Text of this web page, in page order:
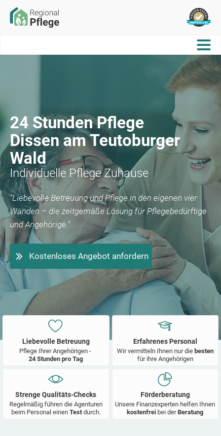
24 Stunden Pflege
Dissen am Teutoburger
Wald
Individuelle Pflege Zuhause
"Liebevolle Betreuung und Pflege in den eigenen vier
Wänden – die zeitgemäße Lösung für Pflegebedürftige
und Angehörige."
Kostenloses Angebot anfordern
Liebevolle Betreuung
Pflege Ihrer Angehörigen -
24 Stunden pro Tag
Erfahrenes Personal
Wir vermitteln Ihnen nur die besten
für ihre Angehörigen
Strenge Qualitäts-Checks
Regelmäßig führen die Agenturen
beim Personal einen Test durch.
Förderberatung
Unsere Finanzexperten helfen Ihnen
kostenfrei bei derBeratung